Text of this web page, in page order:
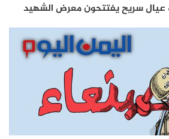
عيال سريح يفتتحون معرض الشهيد